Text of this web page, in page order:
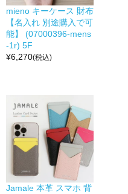
mieno キーケース 財布
【名入れ 別途購入で可
能】 (07000396-mens
-1r) 5F
¥6,270(税込)
Jamale 本革 スマホ 背